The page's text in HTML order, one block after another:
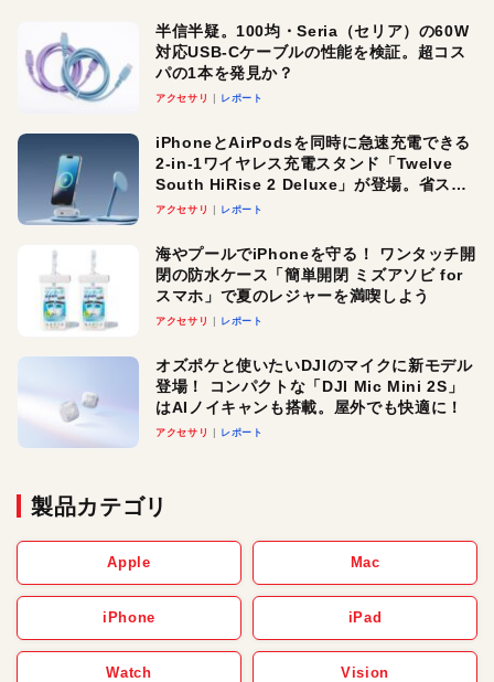
半信半疑。100均・Seria（セリア）の60W
対応USB-Cケーブルの性能を検証。超コス
パの1本を発見か？
アクセサリ レポート
iPhoneとAirPodsを同時に急速充電できる
2-in-1ワイヤレス充電スタンド「Twelve
South HiRise 2 Deluxe」が登場。省スペ
ースでおしゃれに充電したい人にオスス
アクセサリ レポート
海やプールでiPhoneを守る！ ワンタッチ開
閉の防水ケース「簡単開閉 ミズアソビ for
スマホ」で夏のレジャーを満喫しよう
アクセサリ レポート
オズポケと使いたいDJIのマイクに新モデル
登場！ コンパクトな「DJI Mic Mini 2S」
はAIノイキャンも搭載。屋外でも快適に！
アクセサリ レポート
製品カテゴリ
Apple Mac
iPhone iPad
Watch Vision